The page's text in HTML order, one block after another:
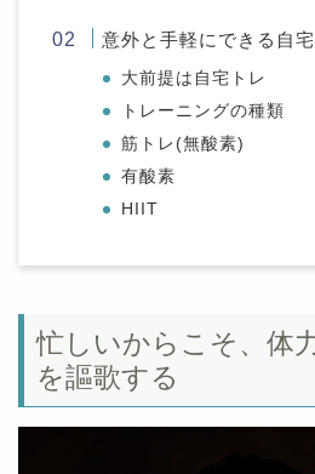
意外と手軽にできる自
大前提は自宅トレ
トレーニングの種類
筋トレ(無酸素)
有酸素
HIIT
忙しいからこそ、体
を謳歌する